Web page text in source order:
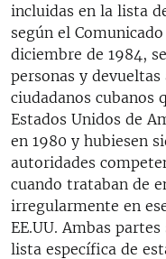
incluidas en la lista
según el
diciembre de 1984,
personas y devueltas
ciudadanos cubanos
Estados Unidos de
en 1980 y hubiesen
autoridades
cuando trataban de
irregularmente en
EE.UU. Ambas
lista específica de